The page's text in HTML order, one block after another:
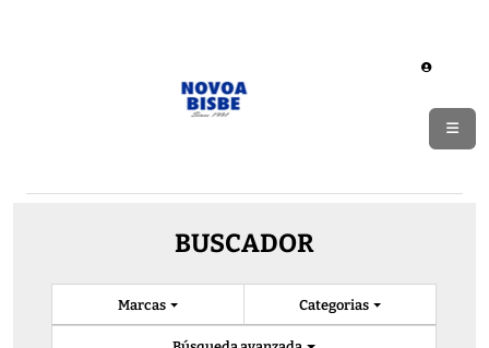
BUSCADOR
Categorias
Marcas